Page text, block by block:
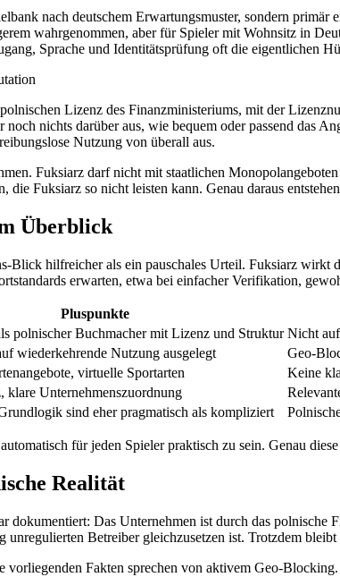
nach deutschem Erwartungsmuster, sondern
wahrgenommen, aber für Spieler mit Wohnsitz in
Sprache und Identitätsprüfung oft die eigentlichen
Lizenz des Finanzministeriums, mit der
noch nichts darüber aus, wie bequem oder passend das
Nutzung von überall aus.
Fuksiarz darf nicht mit staatlichen
die Fuksiarz so nicht leisten kann. Genau daraus
Überblick
Blick hilfreicher als ein pauschales Urteil. Fuksiarz
erwarten, etwa bei einfacher Verifikation,
Pluspunkte
polnischer Buchmacher mit Lizenz und Struktur Nicht
wiederkehrende Nutzung ausgelegt
Geo-
virtuelle Sportarten
Keine
Unternehmenszuordnung
sind eher pragmatisch als kompliziert
für jeden Spieler praktisch zu sein. Genau
Realität
dokumentiert: Das Unternehmen ist durch das
Betreiber gleichzusetzen ist. Trotzdem
Fakten sprechen von aktivem Geo-